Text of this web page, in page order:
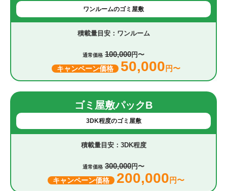
ワンルームのゴミ屋敷
ワンルーム
通常価格 100,000円〜
キャンペーン価格 50,000 円〜
ゴミ屋敷パックB
3DK程度のゴミ屋敷
3DK程度
通常価格 300,000円〜
キャンペーン価格 200,000 円〜